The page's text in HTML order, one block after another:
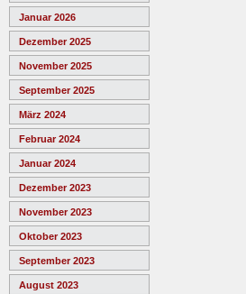
Januar 2026
Dezember 2025
November 2025
September 2025
März 2024
Februar 2024
Januar 2024
Dezember 2023
November 2023
Oktober 2023
September 2023
August 2023